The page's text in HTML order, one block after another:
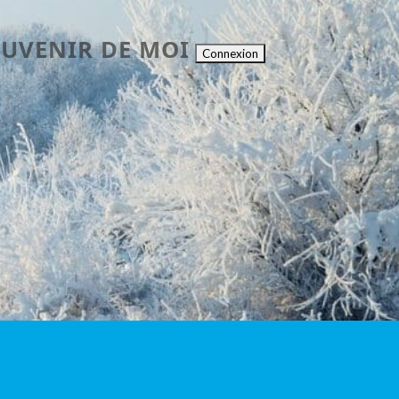
DE MOI